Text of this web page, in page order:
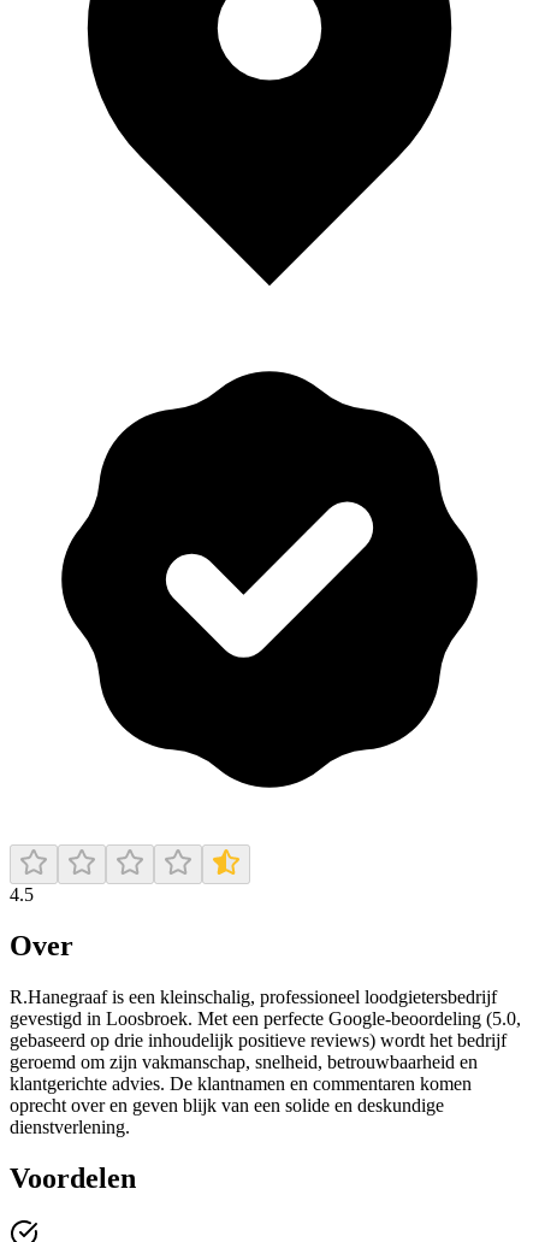
4.5
Over
R.Hanegraaf is een kleinschalig, professioneel loodgietersbedrijf
gevestigd in Loosbroek. Met een perfecte Google-beoordeling (5.0,
gebaseerd op drie inhoudelijk positieve reviews) wordt het bedrijf
geroemd om zijn vakmanschap, snelheid, betrouwbaarheid en
klantgerichte advies. De klantnamen en commentaren komen
oprecht over en geven blijk van een solide en deskundige
dienstverlening.
Voordelen